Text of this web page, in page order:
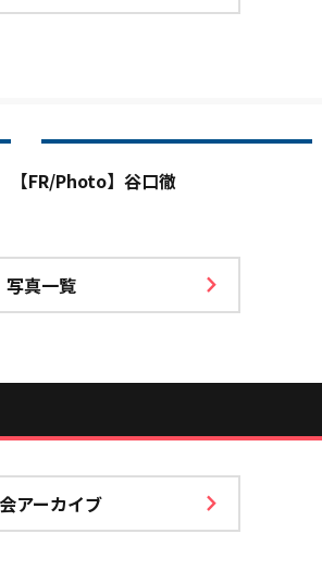
【FR/Photo】谷口徹
写真一覧
アーカイブ